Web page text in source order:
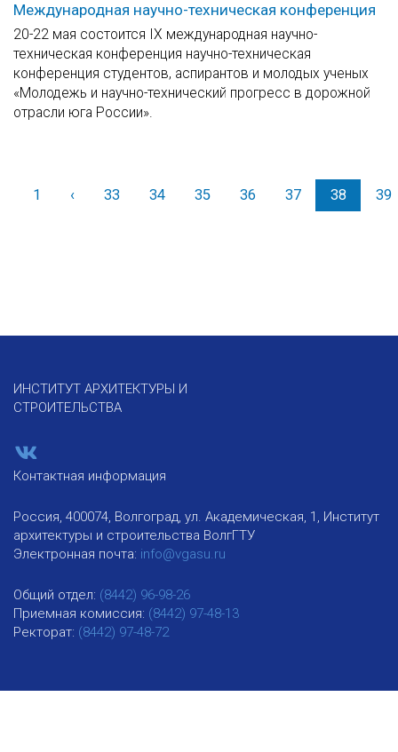
Международная научно-техническая конференция
20-22 мая состоится IX международная научно-
техническая конференция научно-техническая
конференция студентов, аспирантов и молодых ученых
«Молодежь и научно-технический прогресс в дорожной
отрасли юга России».
1 ‹Назад
33 34 35 36 37 38 39
ИНСТИТУТ АРХИТЕКТУРЫ И
СТРОИТЕЛЬСТВА
Контактная информация
Россия, 400074, Волгоград, ул. Академическая, 1, Институт
архитектуры и строительства ВолгГТУ
Электронная почта: info@vgasu.ru
Общий отдел: (8442) 96-98-26
Приемная комиссия: (8442) 97-48-13
Ректорат: (8442) 97-48-72